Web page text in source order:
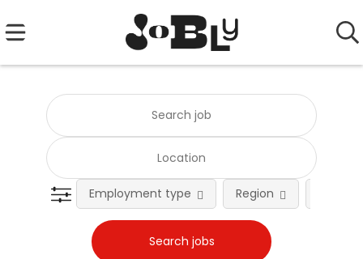
Employment type Region